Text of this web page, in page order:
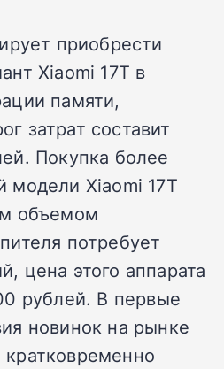
приобрести
Xiaomi 17T в
памяти,
затрат составит
Покупка более
модели Xiaomi 17T
объемом
потребует
цена этого аппарата
рублей. В первые
новинок на рынке